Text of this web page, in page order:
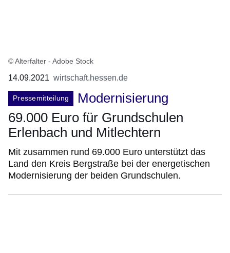
© Alterfalter - Adobe Stock
14.09.2021 wirtschaft.hessen.de
Pressemitteilung
Modernisierung
69.000 Euro für Grundschulen
Erlenbach und Mitlechtern
Mit zusammen rund 69.000 Euro unterstützt das
Land den Kreis Bergstraße bei der energetischen
Modernisierung der beiden Grundschulen.